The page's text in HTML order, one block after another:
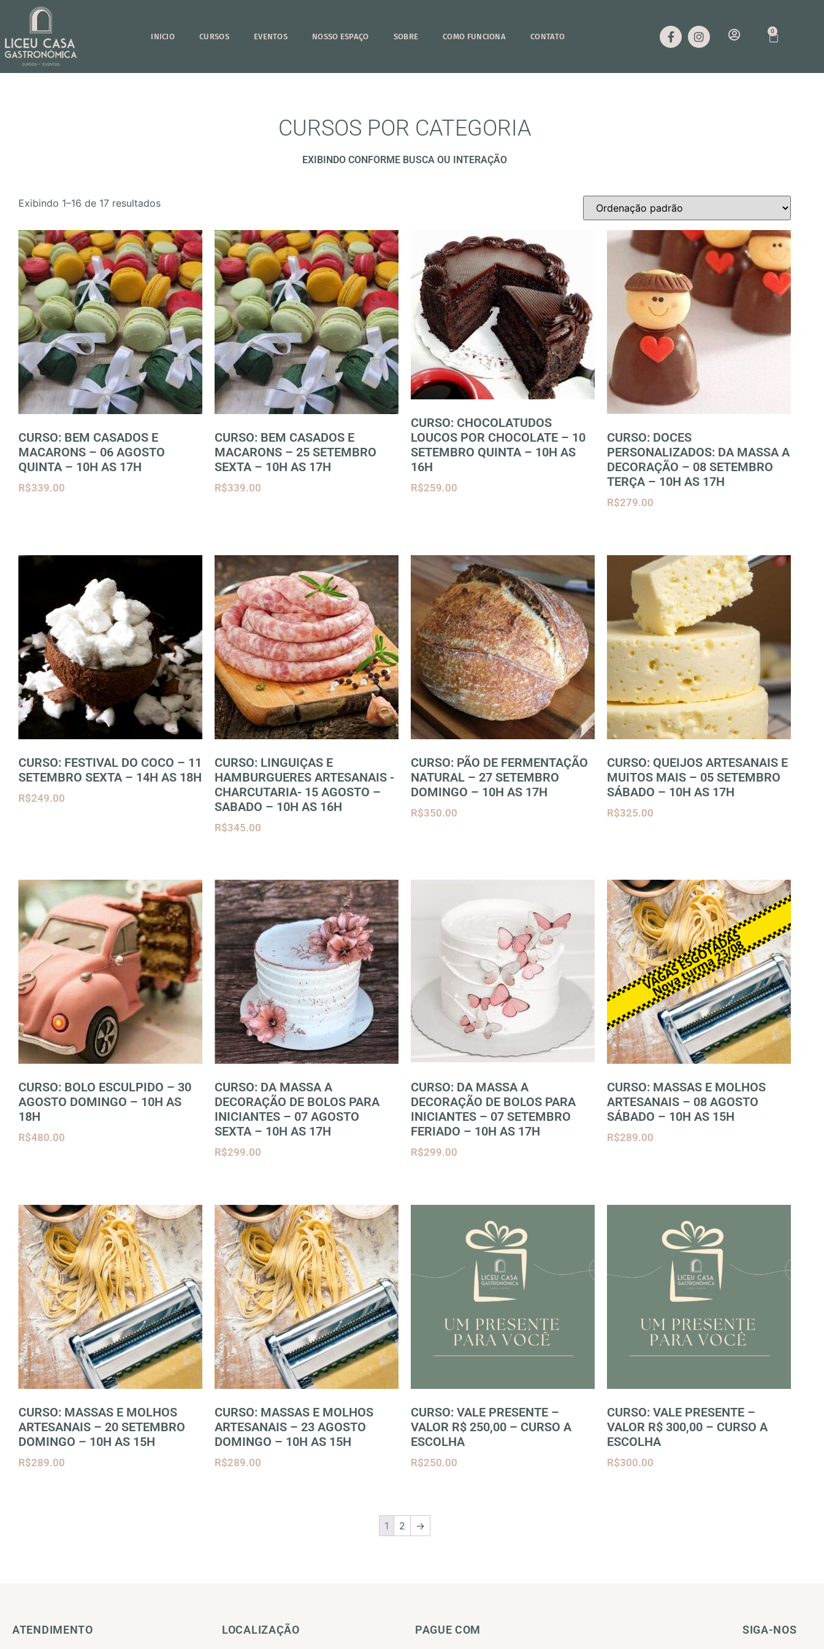
INICIO CURSOS EVENTOS NOSSO ESPAÇO SOBRE COMO FUNCIONA CONTATO
0
CURSOS POR CATEGORIA
EXIBINDO CONFORME BUSCA OU INTERAÇÃO
Exibindo 1–16 de 17 resultados
CURSO: BEM CASADOS E
MACARONS – 06 AGOSTO
QUINTA – 10H AS 17H
R$339.00
CURSO: BEM CASADOS E
MACARONS – 25 SETEMBRO
SEXTA – 10H AS 17H
R$339.00
CURSO: CHOCOLATUDOS
LOUCOS POR CHOCOLATE – 10
SETEMBRO QUINTA – 10H AS
16H
R$259.00
CURSO: DOCES
PERSONALIZADOS: DA MASSA A
DECORAÇÃO – 08 SETEMBRO
TERÇA – 10H AS 17H
R$279.00
CURSO: FESTIVAL DO COCO – 11
SETEMBRO SEXTA – 14H AS 18H
R$249.00
CURSO: LINGUIÇAS E
HAMBURGUERES ARTESANAIS -
CHARCUTARIA- 15 AGOSTO –
SABADO – 10H AS 16H
R$345.00
CURSO: PÃO DE FERMENTAÇÃO
NATURAL – 27 SETEMBRO
DOMINGO – 10H AS 17H
R$350.00
CURSO: QUEIJOS ARTESANAIS E
MUITOS MAIS – 05 SETEMBRO
SÁBADO – 10H AS 17H
R$325.00
CURSO: BOLO ESCULPIDO – 30
AGOSTO DOMINGO – 10H AS
18H
R$480.00
CURSO: DA MASSA A
DECORAÇÃO DE BOLOS PARA
INICIANTES – 07 AGOSTO
SEXTA – 10H AS 17H
R$299.00
CURSO: DA MASSA A
DECORAÇÃO DE BOLOS PARA
INICIANTES – 07 SETEMBRO
FERIADO – 10H AS 17H
R$299.00
CURSO: MASSAS E MOLHOS
ARTESANAIS – 08 AGOSTO
SÁBADO – 10H AS 15H
R$289.00
CURSO: MASSAS E MOLHOS
ARTESANAIS – 20 SETEMBRO
DOMINGO – 10H AS 15H
R$289.00
CURSO: MASSAS E MOLHOS
ARTESANAIS – 23 AGOSTO
DOMINGO – 10H AS 15H
R$289.00
CURSO: VALE PRESENTE –
VALOR R$ 250,00 – CURSO A
ESCOLHA
R$250.00
CURSO: VALE PRESENTE –
VALOR R$ 300,00 – CURSO A
ESCOLHA
R$300.00
1 2 →
ATENDIMENTO LOCALIZAÇÃO PAGUE COM SIGA-NOS